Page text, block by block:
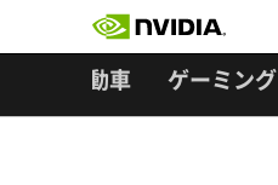
自動車 ゲーミング